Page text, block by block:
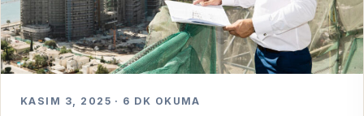
KASIM 3, 2025 · 6 DK OKUMA